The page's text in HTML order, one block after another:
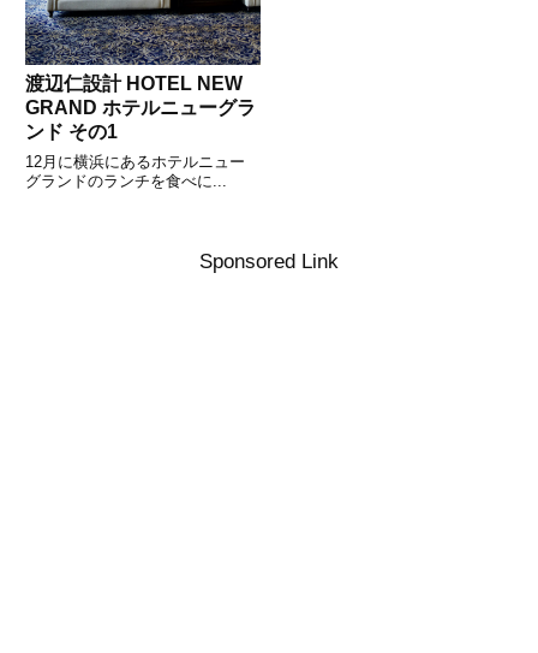
渡辺仁設計 HOTEL NEW
GRAND ホテルニューグラ
ンド その1
12月に横浜にあるホテルニュー
グランドのランチを食べに...
Sponsored Link